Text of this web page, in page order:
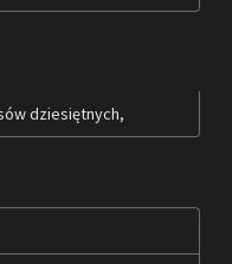
dziesiętnych,